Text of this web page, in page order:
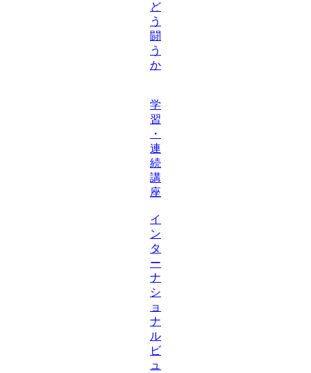
ど
う
闘
う
か
学
習
・
連
続
講
座
イ
ン
タ
ー
ナ
シ
ョ
ナ
ル
ビ
ュ